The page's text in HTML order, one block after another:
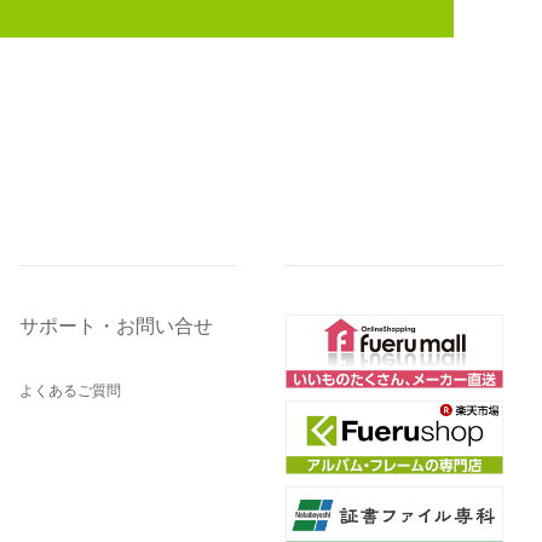
サポート・お問い合せ
よくあるご質問